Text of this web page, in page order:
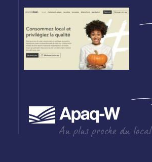
Au plus proche du local